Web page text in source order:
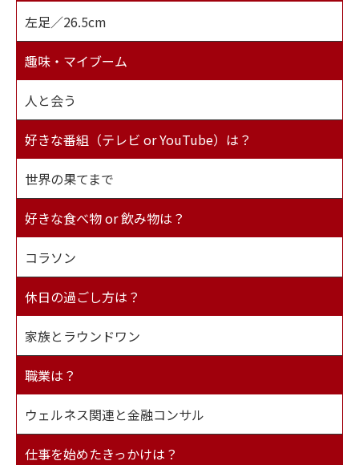
左足／26.5cm
趣味・マイブーム
人と会う
好きな番組（テレビ or YouTube）は？
世界の果てまで
好きな食べ物 or 飲み物は？
コラソン
休日の過ごし方は？
家族とラウンドワン
職業は？
ウェルネス関連と金融コンサル
仕事を始めたきっかけは？